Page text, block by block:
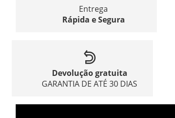
Entrega
Rápida e Segura
Devolução gratuita
GARANTIA DE ATÉ 30 DIAS